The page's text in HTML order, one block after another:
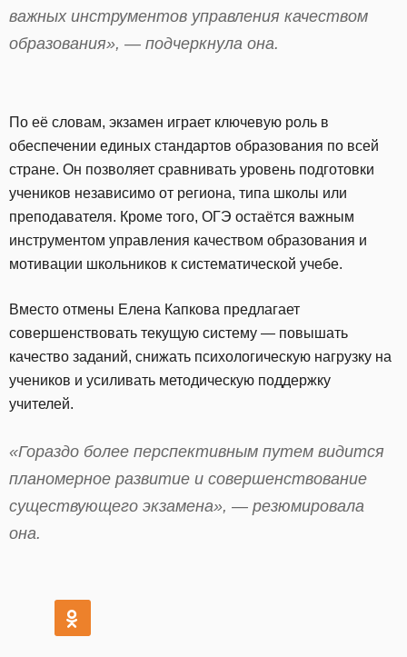
важных инструментов управления качеством
образования», — подчеркнула она.
По её словам, экзамен играет ключевую роль в
обеспечении единых стандартов образования по всей
стране. Он позволяет сравнивать уровень подготовки
учеников независимо от региона, типа школы или
преподавателя. Кроме того, ОГЭ остаётся важным
инструментом управления качеством образования и
мотивации школьников к систематической учебе.
Вместо отмены Елена Капкова предлагает
совершенствовать текущую систему — повышать
качество заданий, снижать психологическую нагрузку на
учеников и усиливать методическую поддержку
учителей.
«Гораздо более перспективным путем видится
планомерное развитие и совершенствование
существующего экзамена», — резюмировала
она.